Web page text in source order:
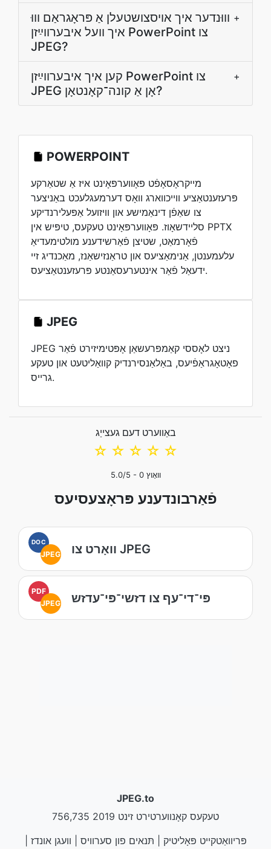
װוּנדער איך אױסצושטעלן אַ פּראָגראַם װוּ
איך װעל איבערװײַזן PowerPoint צו
JPEG?
+
קען איך איבערװײַזן PowerPoint צו
JPEG אָן אַ קונה־קאָנטאָן?
+
POWERPOINT
מייקראָסאָפֿט פּאָווערפּאָינט איז אַ שטאַרקע
פּרעזענטאַציע ווייכווארג וואָס דערמעגלעכט באַניצער
צו שאַפֿן דינאַמישע און וויזועל אַפּעלירנדיקע
סליידשאָוז. פּאָווערפּאָינט טעקעס, טיפּיש אין PPTX
פֿאָרמאַט, שטיצן פֿאַרשידענע מולטימעדיאַ
עלעמענטן, אַנימאַציעס און טראַנזישאַנז, מאַכנדיג זיי
ידעאַל פֿאַר אינטערעסאַנטע פּרעזענטאַציעס.
JPEG
JPEG ניצט לאָססי קאַמפּרעשאַן אָפּטימיזירט פֿאַר
פאָטאָגראַפֿיעס, באַלאַנסירנדיק קוואַליטעט און טעקע
גרייס.
באַווערט דעם געצייַג
☆
☆
☆
☆
☆
5.0/5 - 0 וואָוץ
פֿאַרבונדענע פּראָצעסיעס
DOC
JPEG וואָרט צו JPEG
PDF
JPEG
פּי־די־עף צו דזשי־פּי־עדזש
JPEG.to
756,735 טעקעס קאָנווערטירט זינט 2019
פּריוואַטקייט פּאָליטיק
תּנאים פון סערוויס וועגן אונדז